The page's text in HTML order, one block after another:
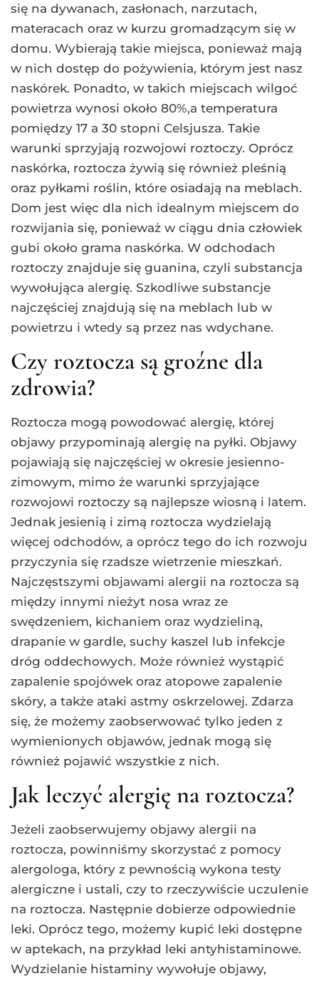
się na dywanach, zasłonach, narzutach,
materacach oraz w kurzu gromadzącym się w
domu. Wybierają takie miejsca, ponieważ mają
w nich dostęp do pożywienia, którym jest nasz
naskórek. Ponadto, w takich miejscach wilgoć
powietrza wynosi około 80%,a temperatura
pomiędzy 17 a 30 stopni Celsjusza. Takie
warunki sprzyjają rozwojowi roztoczy. Oprócz
naskórka, roztocza żywią się również pleśnią
oraz pyłkami roślin, które osiadają na meblach.
Dom jest więc dla nich idealnym miejscem do
rozwijania się, ponieważ w ciągu dnia człowiek
gubi około grama naskórka. W odchodach
roztoczy znajduje się guanina, czyli substancja
wywołująca alergię. Szkodliwe substancje
najczęściej znajdują się na meblach lub w
powietrzu i wtedy są przez nas wdychane.
Czy roztocza są groźne dla
zdrowia?
Roztocza mogą powodować alergię, której
objawy przypominają alergię na pyłki. Objawy
pojawiają się najczęściej w okresie jesienno-
zimowym, mimo że warunki sprzyjające
rozwojowi roztoczy są najlepsze wiosną i latem.
Jednak jesienią i zimą roztocza wydzielają
więcej odchodów, a oprócz tego do ich rozwoju
przyczynia się rzadsze wietrzenie mieszkań.
Najczęstszymi objawami alergii na roztocza są
między innymi nieżyt nosa wraz ze
swędzeniem, kichaniem oraz wydzieliną,
drapanie w gardle, suchy kaszel lub infekcje
dróg oddechowych. Może również wystąpić
zapalenie spojówek oraz atopowe zapalenie
skóry, a także ataki astmy oskrzelowej. Zdarza
się, że możemy zaobserwować tylko jeden z
wymienionych objawów, jednak mogą się
również pojawić wszystkie z nich.
Jak leczyć alergię na roztocza?
Jeżeli zaobserwujemy objawy alergii na
roztocza, powinniśmy skorzystać z pomocy
alergologa, który z pewnością wykona testy
alergiczne i ustali, czy to rzeczywiście uczulenie
na roztocza. Następnie dobierze odpowiednie
leki. Oprócz tego, możemy kupić leki dostępne
w aptekach, na przykład leki antyhistaminowe.
Wydzielanie histaminy wywołuje objawy,